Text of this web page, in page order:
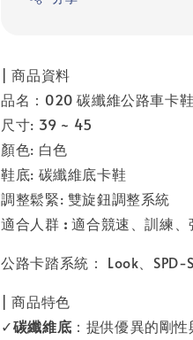
| 商品資料
品名：020 碳纖維公路車卡鞋
尺寸: 39 ~ 45
顏色: 白色
鞋底: 碳纖維底卡鞋
調整鬆緊: 雙旋鈕調整系統
適合人群 :適合競速、訓練、
公路卡踏系統： Look、SPD-
| 商品特色
✓碳纖維底 ：提供優異的剛